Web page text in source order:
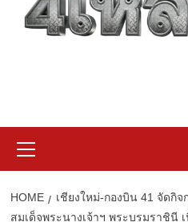
Menu
HOME
เชียงใหม่-กองบิน 41 จัดกิจ
สมเด็จพระนางเจ้าฯ พระบรมราชินี